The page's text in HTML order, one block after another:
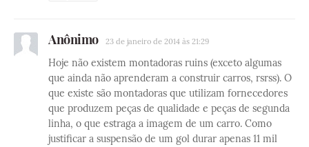
Anônimo 23 de janeiro de 2014 às 21:29
Hoje não existem montadoras ruins (exceto algumas
que ainda não aprenderam a construir carros, rsrss). O
que existe são montadoras que utilizam fornecedores
que produzem peças de qualidade e peças de segunda
linha, o que estraga a imagem de um carro. Como
justificar a suspensão de um gol durar apenas 11 mil